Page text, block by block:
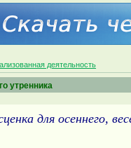
деятельность
утренника
для осеннего,